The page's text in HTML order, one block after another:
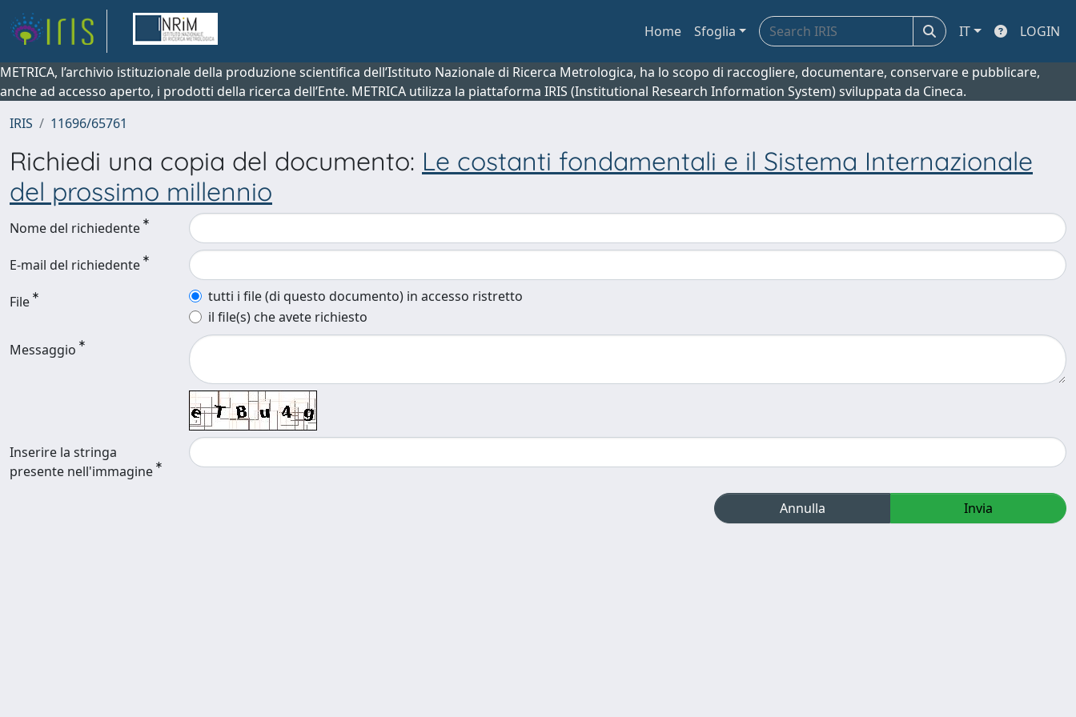
Home Sfoglia IT LOGIN
METRICA, l’archivio istituzionale della produzione scientifica dell’Istituto Nazionale di Ricerca Metrologica, ha lo scopo di raccogliere, documentare, conservare e pubblicare,
anche ad accesso aperto, i prodotti della ricerca dell’Ente. METRICA utilizza la piattaforma IRIS (Institutional Research Information System) sviluppata da Cineca.
IRIS
11696/65761
Richiedi una copia del documento: Le costanti fondamentali e il Sistema Internazionale
del prossimo millennio
Nome del richiedente
E-mail del richiedente
File
tutti i file (di questo documento) in accesso ristretto
il file(s) che avete richiesto
Messaggio
Inserire la stringa
presente nell'immagine
Annulla Invia